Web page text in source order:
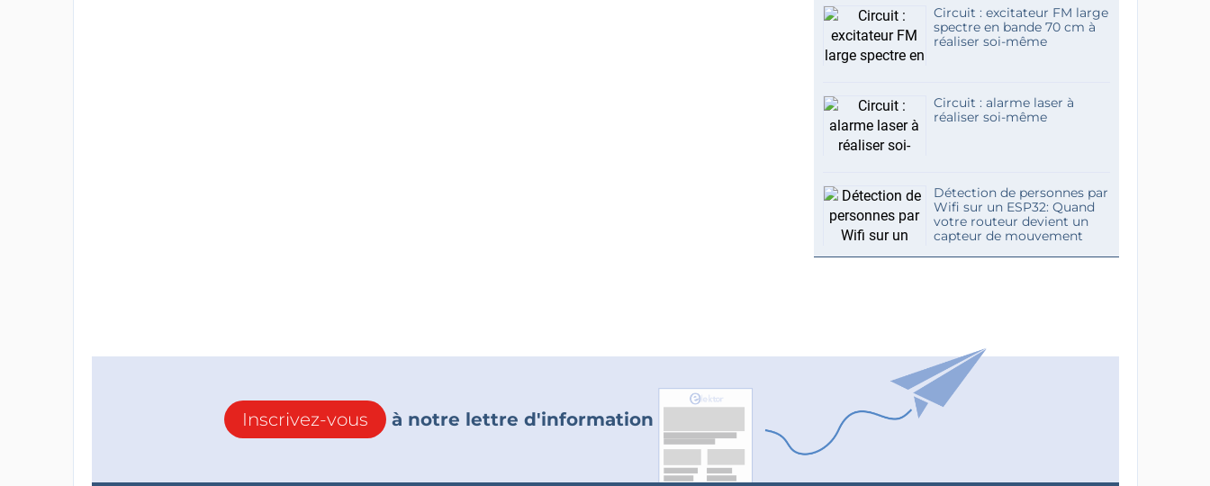
Circuit : excitateur FM large
spectre en bande 70 cm à
réaliser soi-même
Circuit : alarme laser à
réaliser soi-même
Détection de personnes par
Wifi sur un ESP32: Quand
votre routeur devient un
capteur de mouvement
Inscrivez-vous à notre lettre d'information